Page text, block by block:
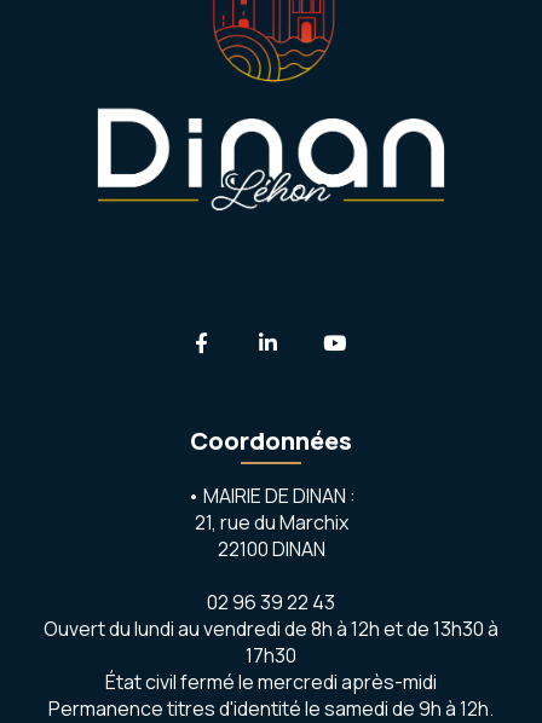
Lien vers le compte Facebook
Lien vers le compte
Coordonnées
• MAIRIE DE DINAN :
21, rue du Marchix
22100 DINAN
02 96 39 22 43
Ouvert du lundi au vendredi de 8h à 12h et de 13h30 à
17h30
État civil fermé le mercredi après-midi
Permanence titres d'identité le samedi de 9h à 12h.